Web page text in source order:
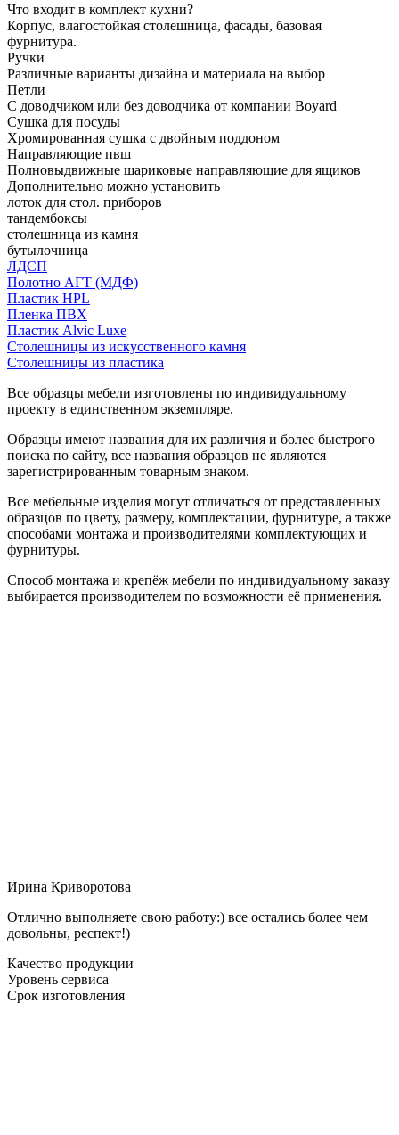
Что входит в комплект кухни?
Корпус, влагостойкая столешница, фасады, базовая
фурнитура.
Ручки
Различные варианты дизайна и материала на выбор
Петли
С доводчиком или без доводчика от компании Boyard
Сушка для посуды
Хромированная сушка с двойным поддоном
Направляющие пвш
Полновыдвижные шариковые направляющие для ящиков
Дополнительно можно установить
лоток для стол. приборов
тандембоксы
столешница из камня
бутылочница
ЛДСП
Полотно АГТ (МДФ)
Пластик HPL
Пленка ПВХ
Пластик Alvic Luxe
Столешницы из искусственного камня
Столешницы из пластика
Все образцы мебели изготовлены по индивидуальному
проекту в единственном экземпляре.
Образцы имеют названия для их различия и более быстрого
поиска по сайту, все названия образцов не являются
зарегистрированным товарным знаком.
Все мебельные изделия могут отличаться от представленных
образцов по цвету, размеру, комплектации, фурнитуре, а также
способами монтажа и производителями комплектующих и
фурнитуры.
Способ монтажа и крепёж мебели по индивидуальному заказу
выбирается производителем по возможности её применения.
Ирина Криворотова
Отлично выполняете свою работу:) все остались более чем
довольны, респект!)
Качество продукции
Уровень сервиса
Срок изготовления